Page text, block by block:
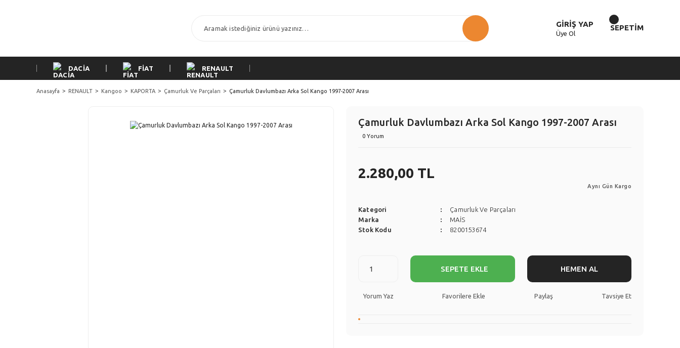
GİRİŞ YAP
Üye Ol
SEPETİM
DACİA FİAT RENAULT
Anasayfa RENAULT Kangoo KAPORTA Çamurluk Ve Parçaları Çamurluk Davlumbazı Arka Sol Kango 1997-2007 Arası
Çamurluk Davlumbazı Arka Sol Kango 1997-2007 Arası
0 Yorum
2.280,00 TL
Aynı Gün Kargo
Kategori
Çamurluk Ve Parçaları
Marka
MAİS
Stok Kodu
8200153674
SEPETE EKLE HEMEN AL
Yorum Yaz Paylaş Tavsiye Et